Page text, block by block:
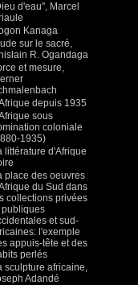
d'eau", Marcel
Kanaga
sur le sacré,
R. Ogandaga
et mesure,
depuis 1935
sous
coloniale
1935)
littérature d'Afrique
place des oeuvres
du Sud dans
collections privées
publiques
et sud-
l'exemple
appuis-tête et des
perlés
sculpture africaine,
Adandé